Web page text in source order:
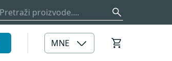
MNE